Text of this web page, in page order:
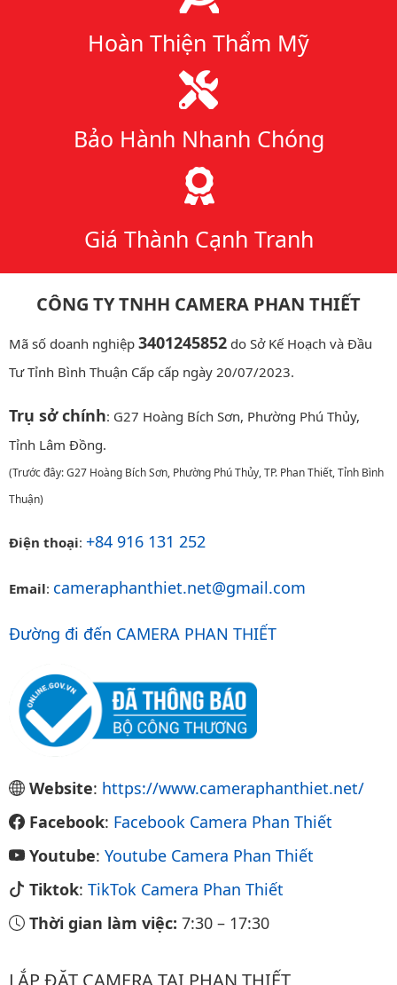
Hoàn Thiện Thẩm Mỹ
Bảo Hành Nhanh Chóng
Giá Thành Cạnh Tranh
CÔNG TY TNHH CAMERA PHAN THIẾT
Mã số doanh nghiệp 3401245852 do Sở Kế Hoạch và Đầu
Tư Tỉnh Bình Thuận Cấp cấp ngày 20/07/2023.
Trụ sở chính: G27 Hoàng Bích Sơn, Phường Phú Thủy,
Tỉnh Lâm Đồng.
(Trước đây: G27 Hoàng Bích Sơn, Phường Phú Thủy, TP. Phan Thiết, Tỉnh Bình
Thuận)
Điện thoại: +84 916 131 252
Email: cameraphanthiet.net@gmail.com
Đường đi đến CAMERA PHAN THIẾT
Website: https://www.cameraphanthiet.net/
Facebook: Facebook Camera Phan Thiết
Youtube: Youtube Camera Phan Thiết
Tiktok: TikTok Camera Phan Thiết
Thời gian làm việc: 7:30 – 17:30
LẮP ĐẶT CAMERA TẠI PHAN THIẾT